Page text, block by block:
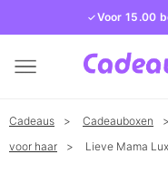
Voor 15.00
Cadeaus Cadeauboxen
voor haar
Lieve Mama